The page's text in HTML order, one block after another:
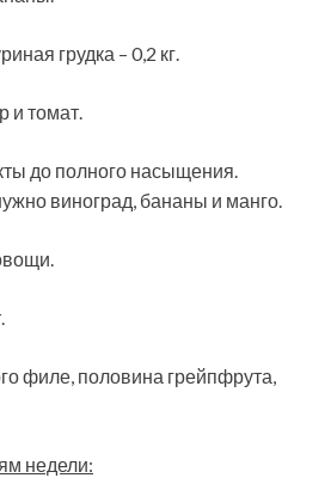
грудка – 0,2 кг.
и томат.
до полного насыщения.
виноград, бананы и манго.
филе, половина грейпфрута,
недели: